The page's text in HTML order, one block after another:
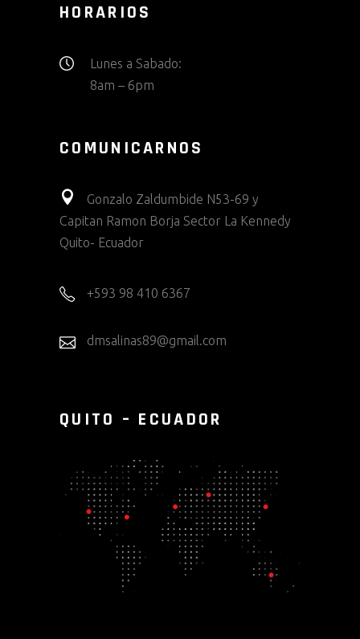
HORARIOS
Lunes a Sabado:
8am – 6pm
COMUNICARNOS
Gonzalo Zaldumbide N53-69 y
Capitan Ramon Borja Sector La Kennedy
Quito- Ecuador
+593 98 410 6367
dmsalinas89@gmail.com
QUITO – ECUADOR